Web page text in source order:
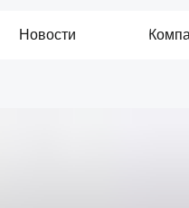
Новости Компания